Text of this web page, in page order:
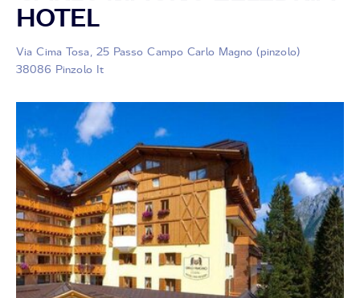
HOTEL
Via Cima Tosa, 25 Passo Campo Carlo Magno (pinzolo)
38086 Pinzolo It